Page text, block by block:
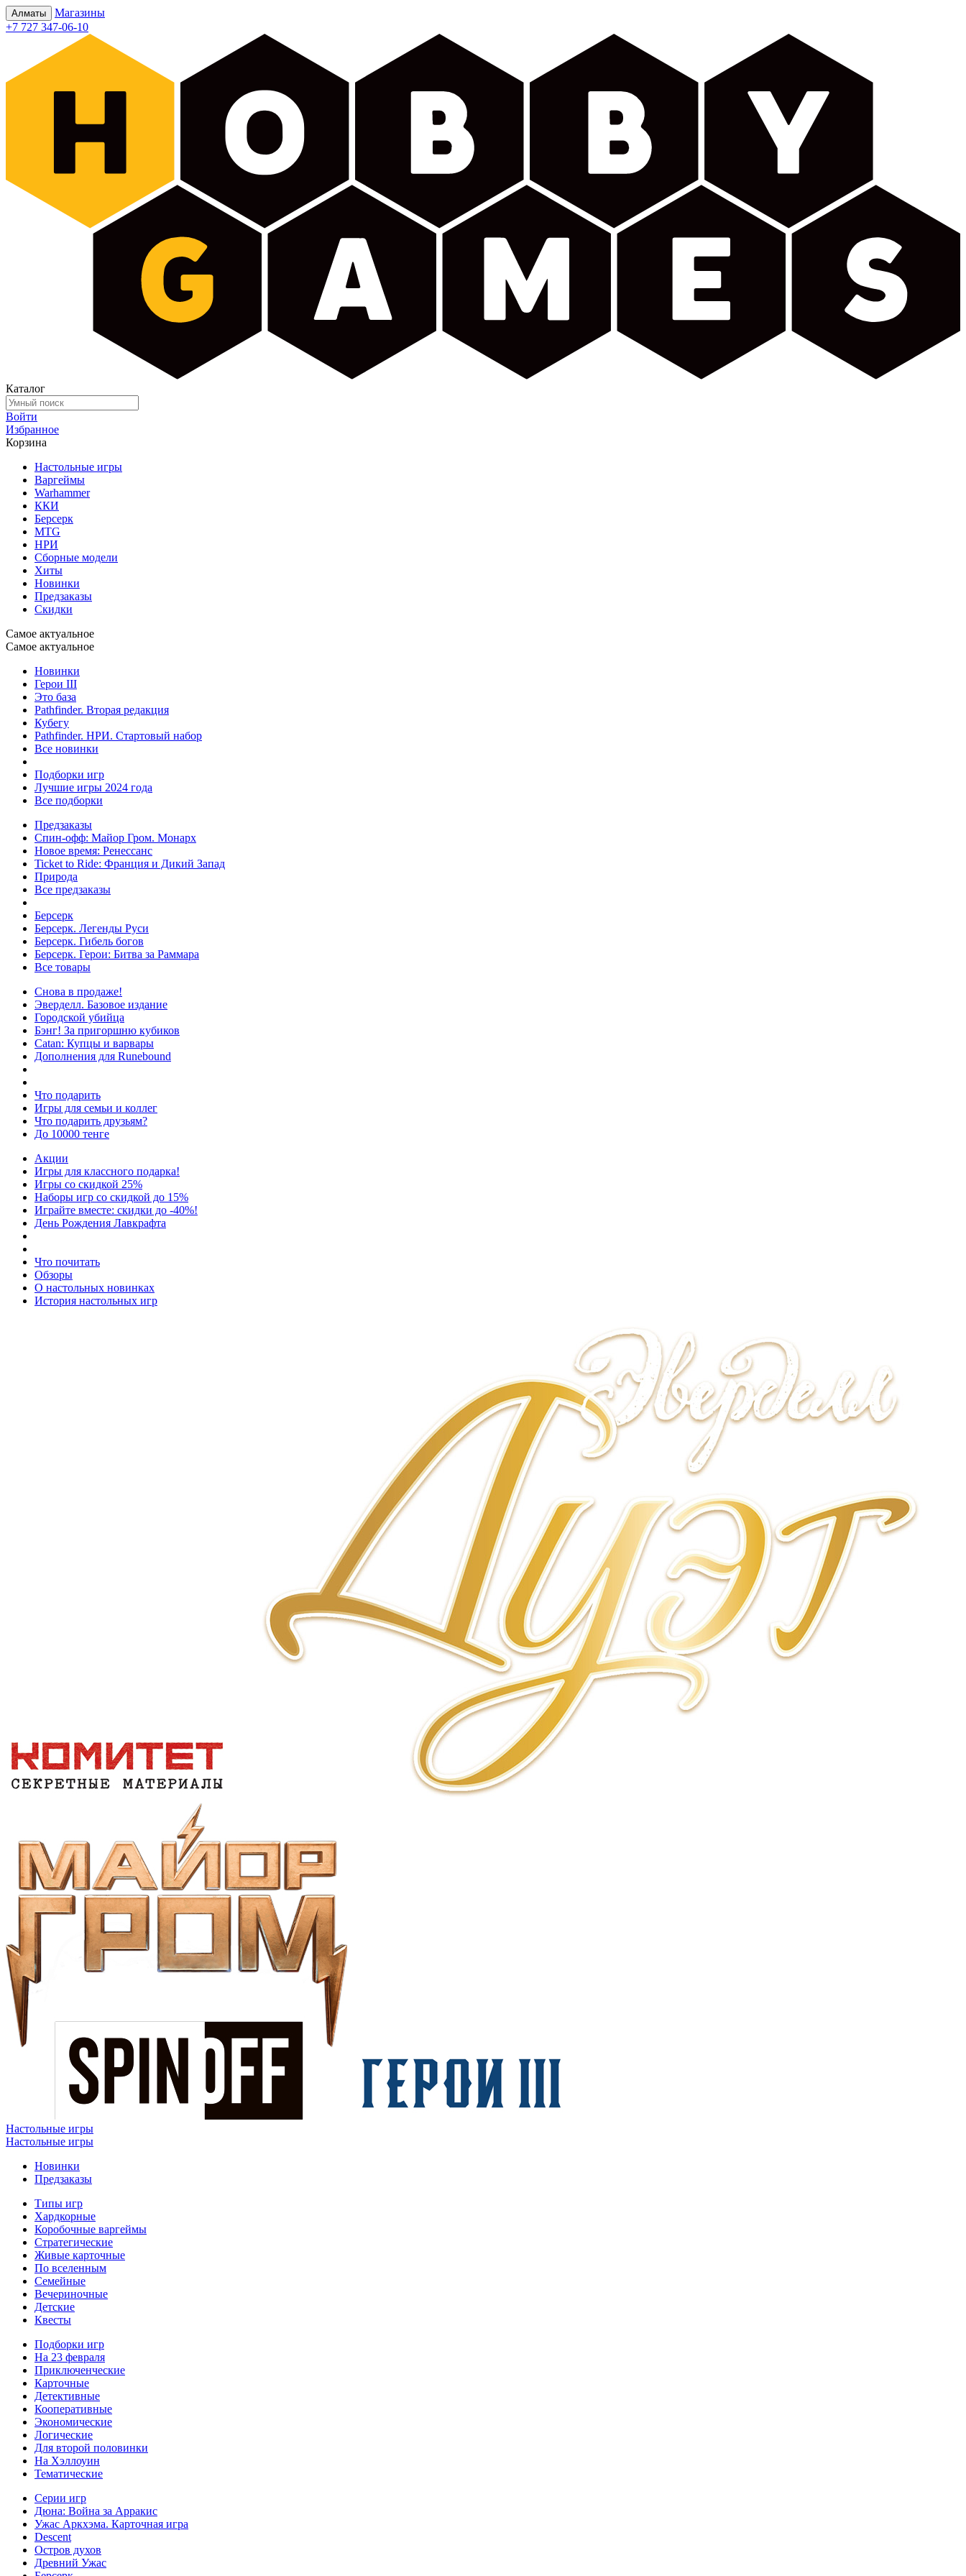
Алматы
Магазины
+7 727 347-06-10
Каталог
Войти
Избранное
Корзина
Настольные игры
Варгеймы
Warhammer
ККИ
Берсерк
MTG
НРИ
Сборные модели
Хиты
Новинки
Предзаказы
Скидки
Самое актуальное
Самое актуальное
Новинки
Герои III
Это база
Pathfinder. Вторая редакция
Кубегу
Pathfinder. НРИ. Стартовый набор
Все новинки
Подборки игр
Лучшие игры 2024 года
Все подборки
Предзаказы
Спин-офф: Майор Гром. Монарх
Новое время: Ренессанс
Ticket to Ride: Франция и Дикий Запад
Природа
Все предзаказы
Берсерк
Берсерк. Легенды Руси
Берсерк. Гибель богов
Берсерк. Герои: Битва за Раммара
Все товары
Снова в продаже!
Эверделл. Базовое издание
Городской убийца
Бэнг! За пригоршню кубиков
Catan: Купцы и варвары
Дополнения для Runebound
Что подарить
Игры для семьи и коллег
Что подарить друзьям?
До 10000 тенге
Акции
Игры для классного подарка!
Игры со скидкой 25%
Наборы игр со скидкой до 15%
Играйте вместе: скидки до -40%!
День Рождения Лавкрафта
Что почитать
Обзоры
О настольных новинках
История настольных игр
Настольные игры
Настольные игры
Новинки
Предзаказы
Типы игр
Хардкорные
Коробочные варгеймы
Стратегические
Живые карточные
По вселенным
Семейные
Вечериночные
Детские
Квесты
Подборки игр
На 23 февраля
Приключенческие
Карточные
Детективные
Кооперативные
Экономические
Логические
Для второй половинки
На Хэллоуин
Тематические
Серии игр
Дюна: Война за Арракис
Ужас Аркхэма. Карточная игра
Descent
Остров духов
Древний Ужас